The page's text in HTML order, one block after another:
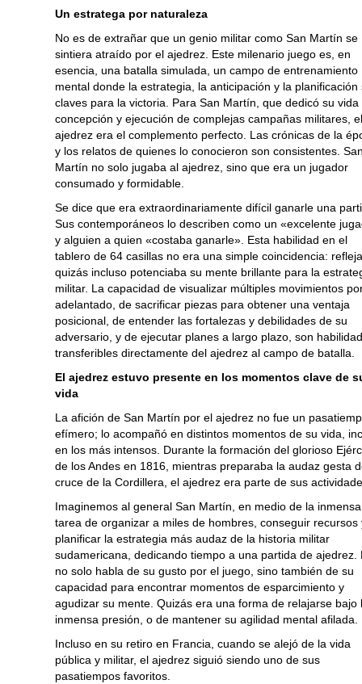
Un estratega por naturaleza
No es de extrañar que un genio militar como San Martín se
sintiera atraído por el ajedrez. Este milenario juego es, en
esencia, una batalla simulada, un campo de entrenamiento
mental donde la estrategia, la anticipación y la planificación
claves para la victoria. Para San Martín, que dedicó su vida
concepción y ejecución de complejas campañas militares, el
ajedrez era el complemento perfecto. Las crónicas de la
y los relatos de quienes lo conocieron son consistentes.
Martín no solo jugaba al ajedrez, sino que era un jugador
consumado y formidable.
Se dice que era extraordinariamente difícil ganarle una
Sus contemporáneos lo describen como un «excelente
y alguien a quien «costaba ganarle». Esta habilidad en el
tablero de 64 casillas no era una simple coincidencia:
quizás incluso potenciaba su mente brillante para la
militar. La capacidad de visualizar múltiples movimientos
adelantado, de sacrificar piezas para obtener una ventaja
posicional, de entender las fortalezas y debilidades de su
adversario, y de ejecutar planes a largo plazo, son
transferibles directamente del ajedrez al campo de batalla.
El ajedrez estuvo presente en los momentos clave de
vida
La afición de San Martín por el ajedrez no fue un
efímero; lo acompañó en distintos momentos de su vida,
en los más intensos. Durante la formación del glorioso
de los Andes en 1816, mientras preparaba la audaz gesta
cruce de la Cordillera, el ajedrez era parte de sus
Imaginemos al general San Martín, en medio de la inmensa
tarea de organizar a miles de hombres, conseguir recursos
planificar la estrategia más audaz de la historia militar
sudamericana, dedicando tiempo a una partida de ajedrez.
no solo habla de su gusto por el juego, sino también de su
capacidad para encontrar momentos de esparcimiento y
agudizar su mente. Quizás era una forma de relajarse bajo
inmensa presión, o de mantener su agilidad mental afilada.
Incluso en su retiro en Francia, cuando se alejó de la vida
pública y militar, el ajedrez siguió siendo uno de sus
pasatiempos favoritos.